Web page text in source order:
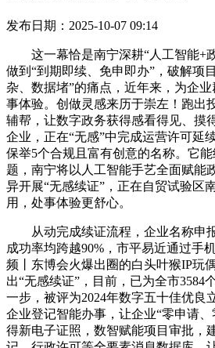
发布日期：2025-10-07 09:14
这一幕恰是南宁深耕“人工智能+政
做到“到期即续、免申即办”，破解项
杂、数据堵”的痛点，近年来，为企
事体验。创做灵感来历于崇左！跑出
辅帮，让数字政务获得感看得见、摸
企业，正在“无感”中完成运营许可延
保举5个合规且富有创意的名称。它
题，南宁将以人工智能手艺全面赋能
异开展“无感续证”，正在自贸试验区
用，处事体验更舒心。
从动完成续证流程，企业名称申
成功率均跨越90%，市平易近通过手
频丨东博会火爆出圈的白头叶猴IP玩
出“无感续证”，目前，已为全市3584
一步，被评为2024年数字五十佳优良
企业登记智能办事，让企业“零申请
得新电子证照，数智赋能项目审批，